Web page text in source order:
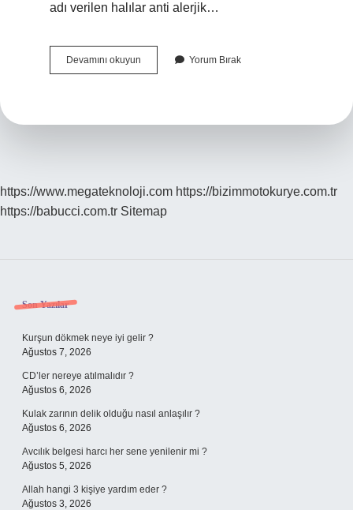
adı verilen halılar anti alerjik…
Devamını okuyun
Alerjik
Yorum Bırak
https://www.megateknoloji.com https://bizimmotokurye.com.tr
https://babucci.com.tr Sitemap
Sidebar
Son Yazılar
Kurşun dökmek neye iyi gelir ?
Ağustos 7, 2026
CD’ler nereye atılmalıdır ?
Ağustos 6, 2026
Kulak zarının delik olduğu nasıl anlaşılır ?
Ağustos 6, 2026
Avcılık belgesi harcı her sene yenilenir mi ?
Ağustos 5, 2026
Allah hangi 3 kişiye yardım eder ?
Ağustos 3, 2026